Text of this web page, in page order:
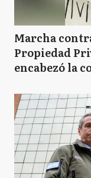
Marcha
Propiedad
encabezó la